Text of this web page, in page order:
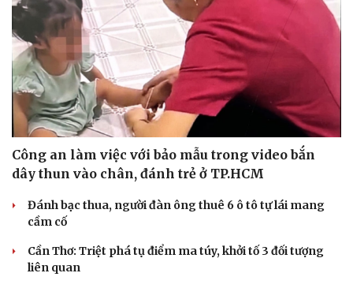
Công an làm việc với bảo mẫu trong video bắn
dây thun vào chân, đánh trẻ ở TP.HCM
Đánh bạc thua, người đàn ông thuê 6 ô tô tự lái mang
cầm cố
Cần Thơ: Triệt phá tụ điểm ma túy, khởi tố 3 đối tượng
liên quan